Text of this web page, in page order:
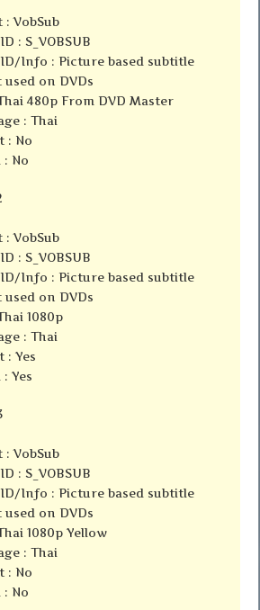
: VobSub
: S_VOBSUB
ID/Info : Picture based subtitle
on DVDs
480p From DVD Master
: Thai
: No
: No
: VobSub
: S_VOBSUB
ID/Info : Picture based subtitle
on DVDs
1080p
: Thai
: Yes
Yes
: VobSub
: S_VOBSUB
ID/Info : Picture based subtitle
on DVDs
1080p Yellow
: Thai
: No
: No